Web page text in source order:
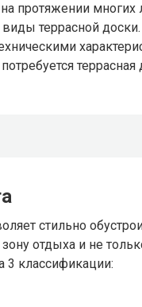
протяжении
террасной
стильно
отдыха и не
3 классификации: